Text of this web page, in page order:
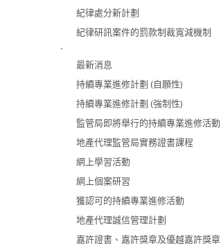
紀律處分新計劃
紀律研訊案件的罰款制裁寬減機制
-
最新消息
持續專業進修計劃 (自願性)
持續專業進修計劃 (強制性)
監管局即將舉行的持續專業進修活動
地產代理監管局實務證書課程
網上學習活動
網上個案研習
獲認可的持續專業進修活動
地產代理誠信管理計劃
嘉許證書、嘉許獎章及優越嘉許獎章